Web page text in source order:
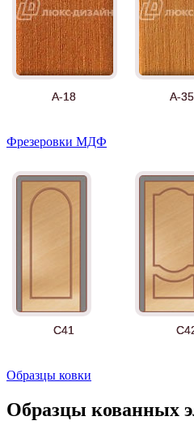
А-18 А-
Б-35
Фрезеровки МДФ
C41
Образцы ковки
Образцы кованных